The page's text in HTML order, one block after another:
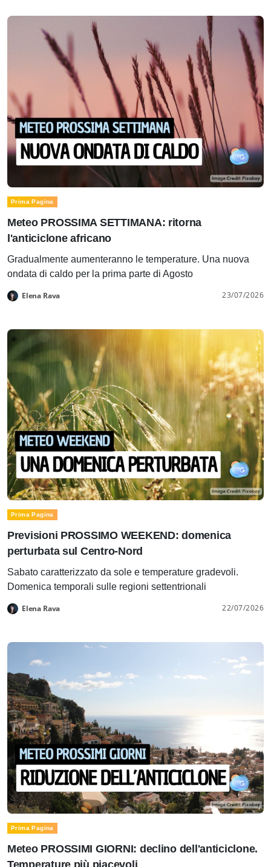
Prima Pagina
Meteo PROSSIMA SETTIMANA: ritorna
l'anticiclone africano
Gradualmente aumenteranno le temperature. Una nuova
ondata di caldo per la prima parte di Agosto
Elena Rava 23/07/2026
Prima Pagina
Previsioni PROSSIMO WEEKEND: domenica
perturbata sul Centro-Nord
Sabato caratterizzato da sole e temperature gradevoli.
Domenica temporali sulle regioni settentrionali
Elena Rava 22/07/2026
Prima Pagina
Meteo PROSSIMI GIORNI: declino dell'anticiclone.
Temperature più piacevoli